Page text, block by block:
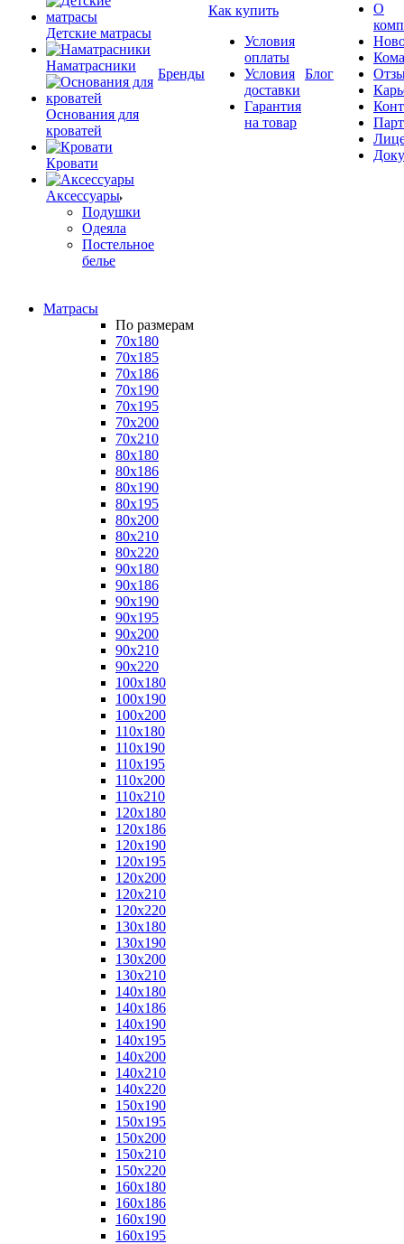
Детские матрасы
Наматрасники
Основания для
кроватей
Кровати
Аксессуары
Подушки
Одеяла
Постельное
белье
Бренды
Как купить
Условия
оплаты
Условия
доставки
Гарантия
на товар
Блог
О
Матрасы
По размерам
70x180
70x185
70x186
70x190
70x195
70x200
70x210
80x180
80x186
80x190
80x195
80x200
80x210
80x220
90x180
90x186
90x190
90x195
90x200
90x210
90x220
100x180
100x190
100x200
110x180
110x190
110x195
110x200
110x210
120x180
120x186
120x190
120x195
120x200
120x210
120x220
130x180
130x190
130x200
130x210
140x180
140x186
140x190
140x195
140x200
140x210
140x220
150x190
150x195
150x200
150x210
150x220
160x180
160x186
160x190
160x195